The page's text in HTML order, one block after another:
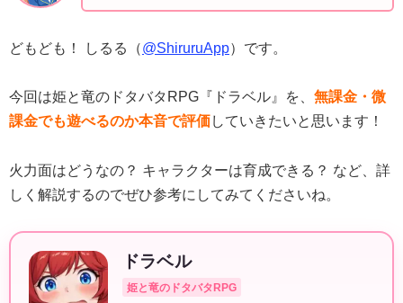
どもども！ しるる（@ShiruruApp）です。
今回は姫と竜のドタバタRPG『ドラベル』を、 無課金・微
課金でも遊べるのか本音で評価 していきたいと思います！
火力面はどうなの？ キャラクターは育成できる？ など、詳
しく解説するのでぜひ参考にしてみてくださいね。
ドラベル
姫と竜のドタバタRPG